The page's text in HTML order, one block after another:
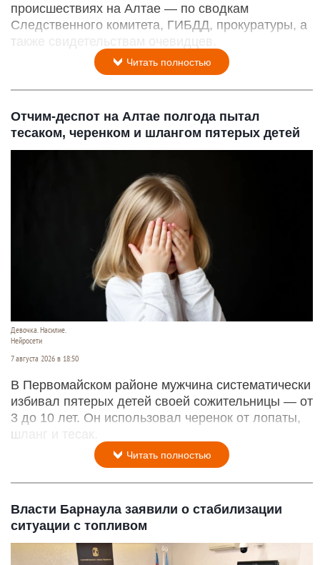
происшествиях на Алтае — по сводкам
Следственного комитета, ГИБДД, прокуратуры, а
также свидетельствам очевидцев.
Читать полностью
Отчим-деспот на Алтае полгода пытал
тесаком, черенком и шлангом пятерых детей
Девочка. Насилие.
Нейросети
7 августа 2026 в 18:50
В Первомайском районе мужчина систематически
избивал пятерых детей своей сожительницы — от
3 до 10 лет. Он использовал черенок от лопаты,
шланг и тесак.
Читать полностью
Власти Барнаула заявили о стабилизации
ситуации с топливом